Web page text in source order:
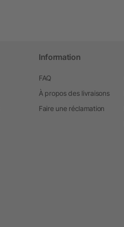
Information
FAQ
À propos des livraisons
Faire une réclamation